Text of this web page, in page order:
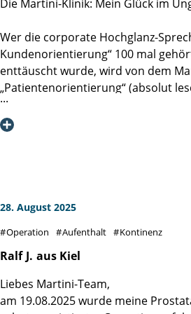
Die Martini-Klinik: Mein Glück im
Wer die corporate Hochglanz-
Kundenorientierung“ 100 mal
enttäuscht wurde, wird von dem
„Patientenorientierung“ (absolut
Lektüre: DAS MARTINI-PRINZIP,
Spezialisierung,
habe ich - entlang der gesamten
bis Entlassung und als von jedem
Gedanken und die gute
aber erlebt man die durchgehend
28. August 2025
Operation Aufenthalt Kontinenz
Ralf J. aus Kiel
Liebes Martini-Team,
am 19.08.2025 wurde meine